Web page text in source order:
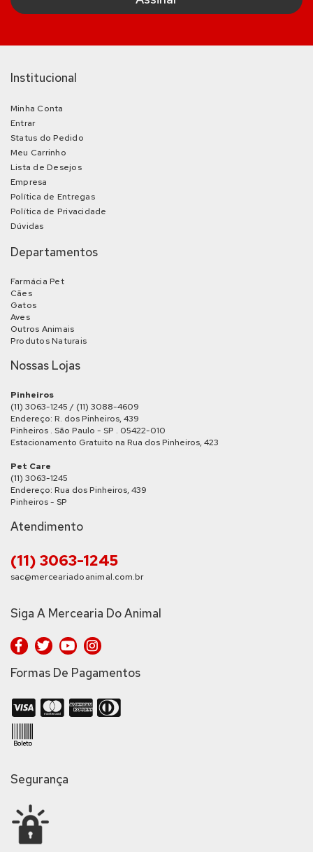
Institucional
Minha Conta
Entrar
Status do Pedido
Meu Carrinho
Lista de Desejos
Empresa
Política de Entregas
Política de Privacidade
Dúvidas
Departamentos
Farmácia Pet
Cães
Gatos
Aves
Outros Animais
Produtos Naturais
Nossas Lojas
Pinheiros
(11) 3063-1245 / (11) 3088-4609
Endereço: R. dos Pinheiros, 439
Pinheiros . São Paulo - SP . 05422-010
Estacionamento Gratuito na Rua dos Pinheiros, 423
Pet Care
(11) 3063-1245
Endereço: Rua dos Pinheiros, 439
Pinheiros - SP
Atendimento
(11) 3063-1245
sac@merceariadoanimal.com.br
Siga A Mercearia Do Animal
Formas De Pagamentos
Segurança